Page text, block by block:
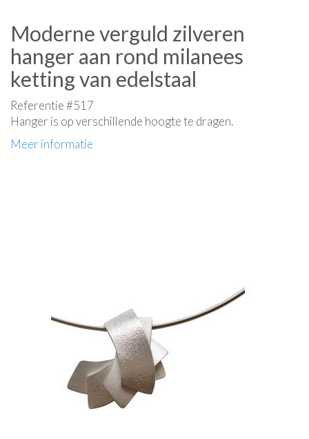
Moderne verguld zilveren
hanger aan rond milanees
ketting van edelstaal
Referentie #517
Hanger is op verschillende hoogte te dragen.
Meer informatie